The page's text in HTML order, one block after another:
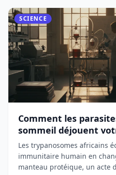
SCIENCE
Comment les
sommeil déjouent
immunitaire
Les trypanosomes africains
immunitaire humain en
manteau protéique, un acte